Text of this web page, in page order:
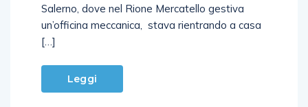
Salerno, dove nel Rione Mercatello gestiva
un’officina meccanica, stava rientrando a casa
[…]
Leggi